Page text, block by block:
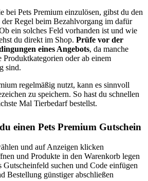
bei Pets Premium einzulösen, gibst du den
der Regel beim Bezahlvorgang im dafür
ein solches Feld vorhanden ist und wie
du direkt im Shop. Prüfe vor der
eines Angebots, da manche
Produktkategorien oder ab einem
sind.
regelmäßig nutzt, kann es sinnvoll
zu speichern. So hast du schnellen
Mal Tierbedarf bestellst.
einen Pets Premium Gutschein
und auf Anzeigen klicken
und Produkte in den Warenkorb legen
Gutscheinfeld suchen und Code einfügen
Bestellung günstiger abschließen